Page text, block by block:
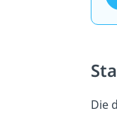
Die